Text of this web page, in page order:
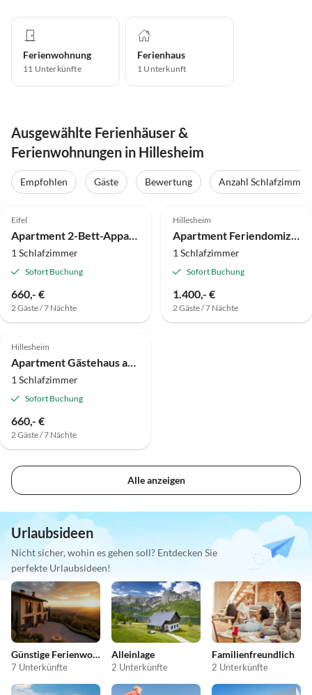
Ferienwohnung
11 Unterkünfte
Ferienhaus
1 Unterkunft
Ausgewählte Ferienhäuser &
Ferienwohnungen in Hillesheim
Empfohlen Gäste Bewertung Anzahl Schlafzimmer
Eifel
Apartment 2-Bett-Appartement Nr. 1
1 Schlafzimmer
Sofort Buchung
660,- €
2 Gäste / 7 Nächte
Hillesheim
Apartment Feriendomizil-Vulkaneifel
1 Schlafzimmer
Sofort Buchung
1.400,- €
2 Gäste / 7 Nächte
Hillesheim
Apartment Gästehaus am Viehmarkt
1 Schlafzimmer
Sofort Buchung
660,- €
2 Gäste / 7 Nächte
Alle anzeigen
Urlaubsideen
Nicht sicher, wohin es gehen soll? Entdecken Sie
perfekte Urlaubsideen!
Günstige Ferienwohnungen
7 Unterkünfte
Alleinlage
2 Unterkünfte
Familienfreundlich
2 Unterkünfte